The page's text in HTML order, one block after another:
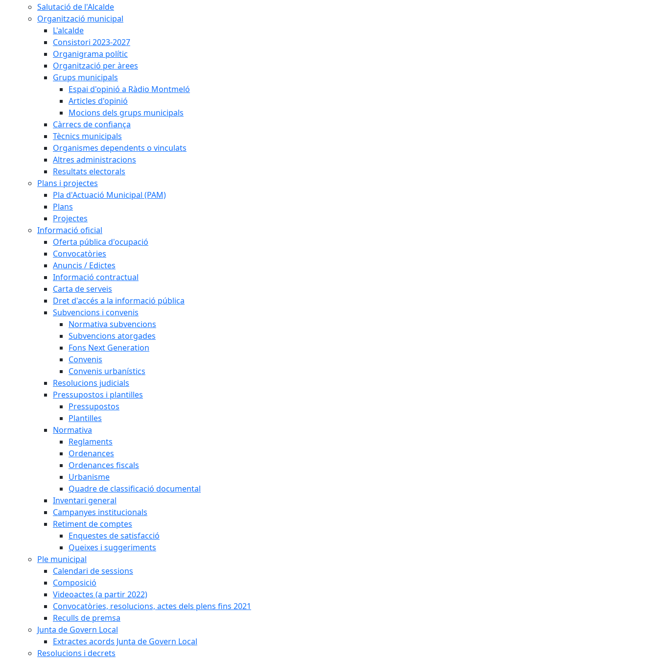
Salutació de l'Alcalde
Organització municipal
L'alcalde
Consistori 2023-2027
Organigrama polític
Organització per àrees
Grups municipals
Espai d'opinió a Ràdio Montmeló
Articles d'opinió
Mocions dels grups municipals
Càrrecs de confiança
Tècnics municipals
Organismes dependents o vinculats
Altres administracions
Resultats electorals
Plans i projectes
Pla d'Actuació Municipal (PAM)
Plans
Projectes
Informació oficial
Oferta pública d'ocupació
Convocatòries
Anuncis / Edictes
Informació contractual
Carta de serveis
Dret d'accés a la informació pública
Subvencions i convenis
Normativa subvencions
Subvencions atorgades
Fons Next Generation
Convenis
Convenis urbanístics
Resolucions judicials
Pressupostos i plantilles
Pressupostos
Plantilles
Normativa
Reglaments
Ordenances
Ordenances fiscals
Urbanisme
Quadre de classificació documental
Inventari general
Campanyes institucionals
Retiment de comptes
Enquestes de satisfacció
Queixes i suggeriments
Ple municipal
Calendari de sessions
Composició
Videoactes (a partir 2022)
Convocatòries, resolucions, actes dels plens fins 2021
Reculls de premsa
Junta de Govern Local
Extractes acords Junta de Govern Local
Resolucions i decrets